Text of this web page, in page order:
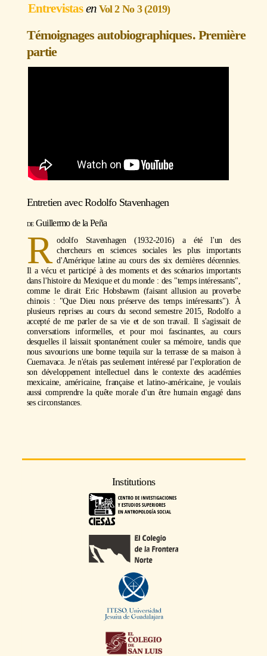
Entrevistas Vol 2 No 3 (2019)
Témoignages autobiographiques. Première
partie
Entretien avecRodolfo Stavenhagen
Guillermo de la Peña
R odolfo Stavenhagen (1932-2016) a été l'un des
chercheurs en sciences sociales les plus importants
d'Amérique latine au cours des six dernières décennies.
Il a vécu et participé à des moments et des scénarios importants
dans l'histoire du Mexique et du monde : des "temps intéressants",
comme le dirait Eric Hobsbawm (faisant allusion au proverbe
chinois : "Que Dieu nous préserve des temps intéressants"). À
plusieurs reprises au cours du second semestre 2015, Rodolfo a
accepté de me parler de sa vie et de son travail. Il s'agissait de
conversations informelles, et pour moi fascinantes, au cours
desquelles il laissait spontanément couler sa mémoire, tandis que
nous savourions une bonne tequila sur la terrasse de sa maison à
Cuernavaca. Je n'étais pas seulement intéressé par l'exploration de
son développement intellectuel dans le contexte des académies
mexicaine, américaine, française et latino-américaine, je voulais
aussi comprendre la quête morale d'un être humain engagé dans
ses circonstances.
Institutions